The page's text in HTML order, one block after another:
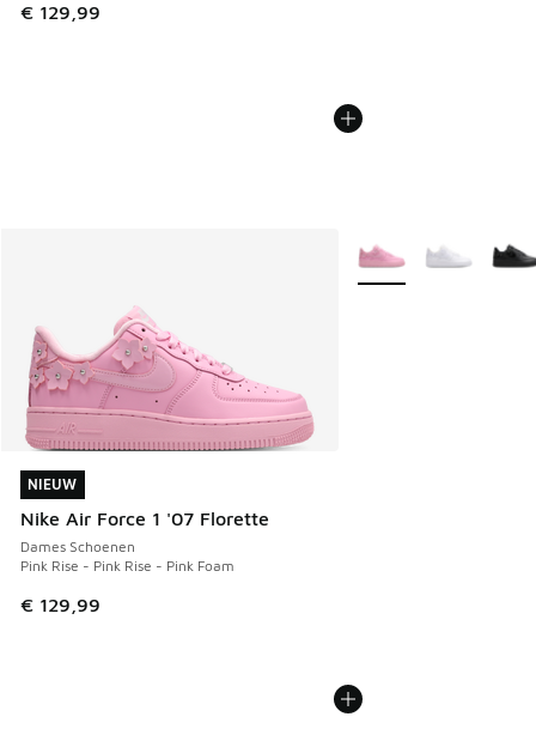
€ 129,99
NIEUW
Nike Air Force 1 '07 Florette
Dames Schoenen
Pink Rise - Pink Rise - Pink Foam
€ 129,99
NIEUW
Meer kleuren